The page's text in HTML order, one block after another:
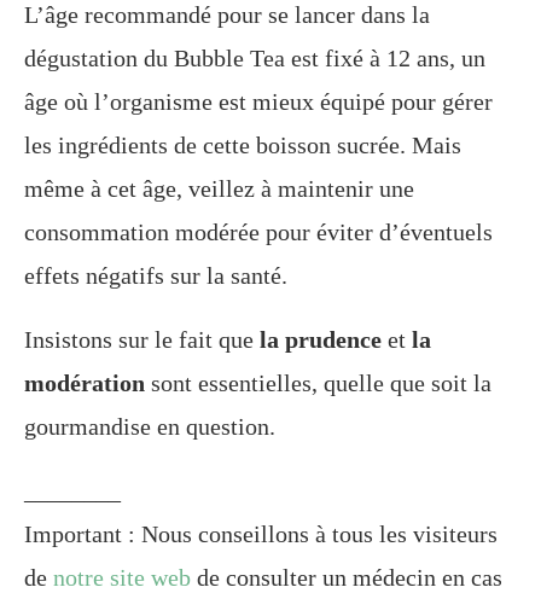
L’âge recommandé pour se lancer dans la
dégustation du Bubble Tea est fixé à 12 ans, un
âge où l’organisme est mieux équipé pour gérer
les ingrédients de cette boisson sucrée. Mais
même à cet âge, veillez à maintenir une
consommation modérée pour éviter d’éventuels
effets négatifs sur la santé.
Insistons sur le fait que la prudence et la
modération sont essentielles, quelle que soit la
gourmandise en question.
Important : Nous conseillons à tous les visiteurs
de notre site web de consulter un médecin en cas